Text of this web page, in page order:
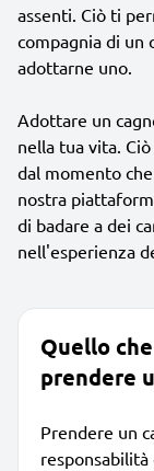
assenti. Ciò ti
compagnia di un
adottarne uno.
Adottare un
nella tua vita.
dal momento
nostra
di badare a dei
nell'esperienza
Quello
prendere
Prendere un